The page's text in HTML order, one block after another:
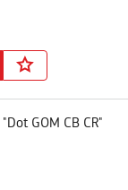
GOM CB CR"